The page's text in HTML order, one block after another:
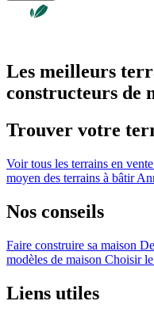
Les meilleurs
constructeurs de
Trouver votre
Voir tous les terrains en vente
moyen des terrains à bâtir
Nos conseils
Faire construire sa maison
modèles de maison Choisir
Liens utiles